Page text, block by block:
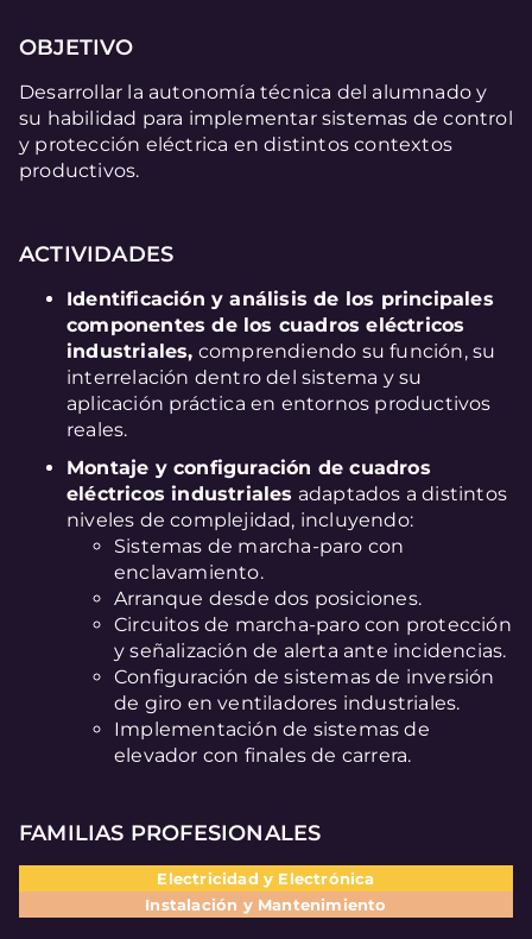
OBJETIVO
Desarrollar la autonomía técnica del alumnado y
su habilidad para implementar sistemas de control
y protección eléctrica en distintos contextos
productivos.
ACTIVIDADES
Identificación y análisis de los principales
componentes de los cuadros eléctricos
industriales, comprendiendo su función, su
interrelación dentro del sistema y su
aplicación práctica en entornos productivos
reales.
Montaje y configuración de cuadros
eléctricos industriales adaptados a distintos
niveles de complejidad, incluyendo:
Sistemas de marcha-paro con
enclavamiento.
Arranque desde dos posiciones.
Circuitos de marcha-paro con protección
y señalización de alerta ante incidencias.
Configuración de sistemas de inversión
de giro en ventiladores industriales.
Implementación de sistemas de
elevador con finales de carrera.
FAMILIAS PROFESIONALES
Electricidad y Electrónica
Instalación y Mantenimiento